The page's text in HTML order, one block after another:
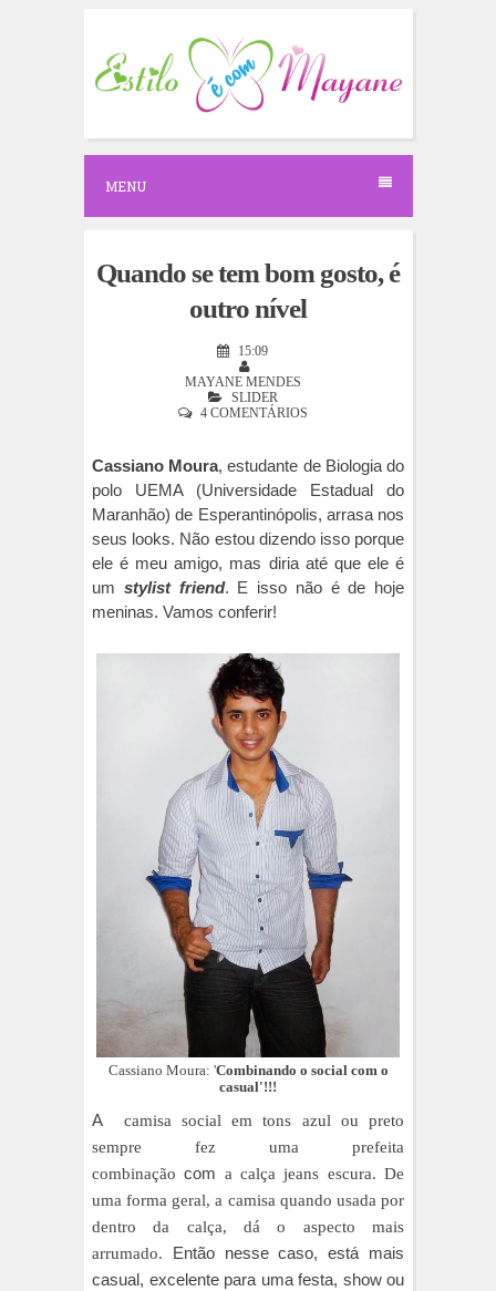
c
o
e
MENU
Quando se tem bom gosto, é
outro nível
15:09
MAYANE MENDES
SLIDER
4 COMENTÁRIOS
Cassiano Moura, estudante de Biologia do
polo UEMA (Universidade Estadual do
Maranhão) de Esperantinópolis, arrasa nos
seus looks. Não estou dizendo isso porque
ele é meu amigo, mas diria até que ele é
um stylist friend. E isso não é de hoje
meninas. Vamos conferir!
Cassiano Moura: 'Combinando o social com o
casual'!!!
A
camisa social em tons azul ou preto
sempre fez uma prefeita
combinação com acalça jeans escura. De
uma forma geral, a camisa quando usada por
dentro da calça, dá o aspecto mais
arrumado. Então nesse caso, está mais
casual, excelente para uma festa, show ou